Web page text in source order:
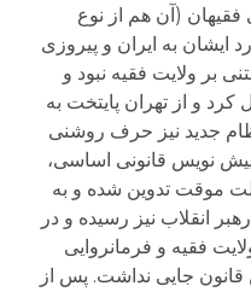
فقیهان (آن هم از نوع
ایشان به ایران و پیروزی
بر ولایت فقیه نبود و
و از تهران پایتخت به
جدید نیز حرف روشنی
نویس قانونی اساسی،
موقت تدوین شده و به
انقلاب نیز رسیده و در
شد، باز ولایت فقیه و فرمانروایی
قانون جایی نداشت. پس از